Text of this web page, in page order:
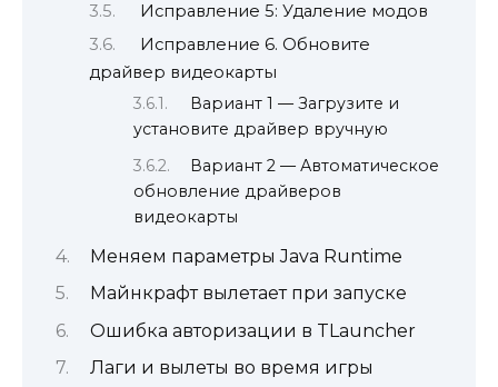
Исправление 5: Удаление модов
Исправление 6. Обновите
драйвер видеокарты
Вариант 1 — Загрузите и
установите драйвер вручную
Вариант 2 — Автоматическое
обновление драйверов
видеокарты
Меняем параметры Java Runtime
Майнкрафт вылетает при запуске
Ошибка авторизации в TLauncher
Лаги и вылеты во время игры